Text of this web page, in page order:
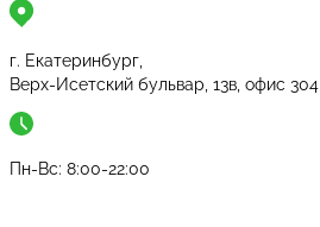
г. Екатеринбург,
Верх-Исетский бульвар, 13в, офис 304
Пн-Вс: 8:00-22:00